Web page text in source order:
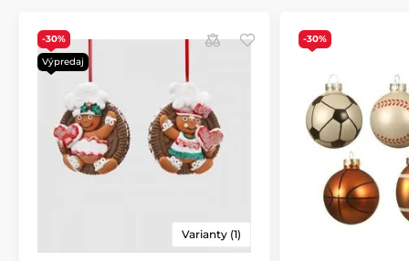
-30%
Výpredaj
Varianty (1)
-30%